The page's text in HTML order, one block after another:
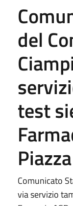
del
test
Comunicato
via servizio